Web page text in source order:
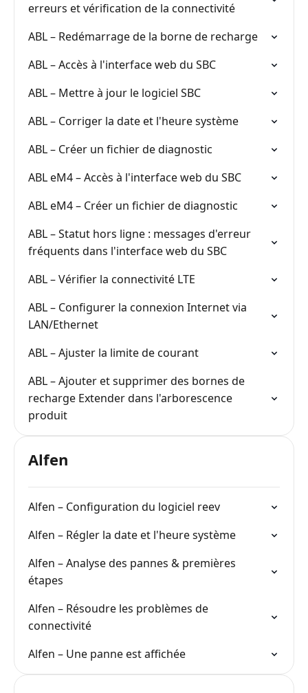
erreurs et vérification de la connectivité
ABL – Redémarrage de la borne de recharge
ABL – Accès à l'interface web du SBC
ABL – Mettre à jour le logiciel SBC
ABL – Corriger la date et l'heure système
ABL – Créer un fichier de diagnostic
ABL eM4 – Accès à l'interface web du SBC
ABL eM4 – Créer un fichier de diagnostic
ABL – Statut hors ligne : messages d'erreur
fréquents dans l'interface web du SBC
ABL – Vérifier la connectivité LTE
ABL – Configurer la connexion Internet via
LAN/Ethernet
ABL – Ajuster la limite de courant
ABL – Ajouter et supprimer des bornes de
recharge Extender dans l'arborescence
produit
Alfen
Alfen – Configuration du logiciel reev
Alfen – Régler la date et l'heure système
Alfen – Analyse des pannes & premières
étapes
Alfen – Résoudre les problèmes de
connectivité
Alfen – Une panne est affichée